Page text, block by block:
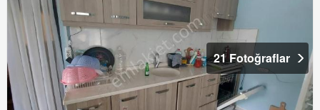
21 Fotoğraflar